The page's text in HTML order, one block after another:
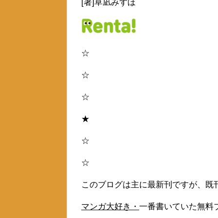
[著]草凪みずほ
☆
☆
☆
★
☆
☆
このブログは主に最新刊ですが、既
マンガ大好き・ 一番書いていた無料